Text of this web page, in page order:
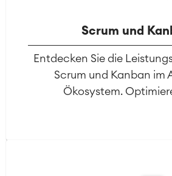
Scrum und
Entdecken Sie die
Scrum und Kanban im
Ökosystem.